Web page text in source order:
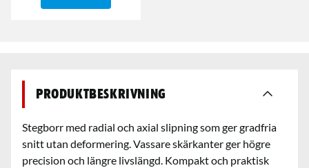
Produktbeskrivning
Stegborr med radial och axial slipning som ger gradfria
snitt utan deformering. Vassare skärkanter ger högre
precision och längre livslängd. Kompakt och praktisk